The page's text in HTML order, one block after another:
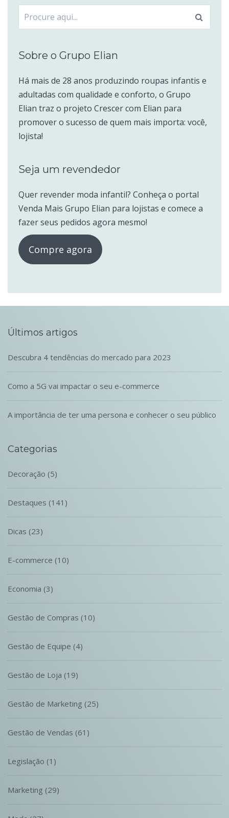
Procurar
por:
Sobre o Grupo Elian
Há mais de 28 anos produzindo roupas infantis e
adultadas com qualidade e conforto, o Grupo
Elian traz o projeto Crescer com Elian para
promover o sucesso de quem mais importa: você,
lojista!
Seja um revendedor
Quer revender moda infantil? Conheça o portal
Venda Mais Grupo Elian para lojistas e comece a
fazer seus pedidos agora mesmo!
Compre agora
Últimos artigos
Descubra 4 tendências do mercado para 2023
Como a 5G vai impactar o seu e-commerce
A importância de ter uma persona e conhecer o seu público
Categorias
Decoração (5)
Destaques (141)
Dicas (23)
E-commerce (10)
Economia (3)
Gestão de Compras (10)
Gestão de Equipe (4)
Gestão de Loja (19)
Gestão de Marketing (25)
Gestão de Vendas (61)
Legislação (1)
Marketing (29)